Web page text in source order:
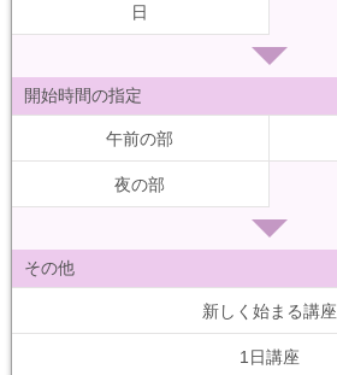
日
開始時間の指定
午前の部
夜の部
その他
新しく始まる講座
1日講座